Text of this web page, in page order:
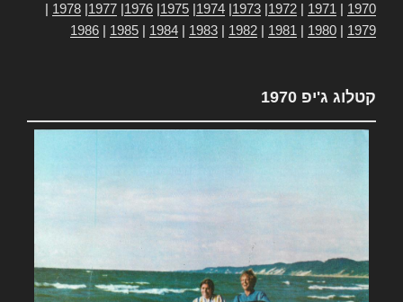
1970
1971
1972
1973
1974
1975
1976
1977
1978
1979
1980
1981
1982
1983
1984
1985
1986
קטלוג ג'יפ 1970